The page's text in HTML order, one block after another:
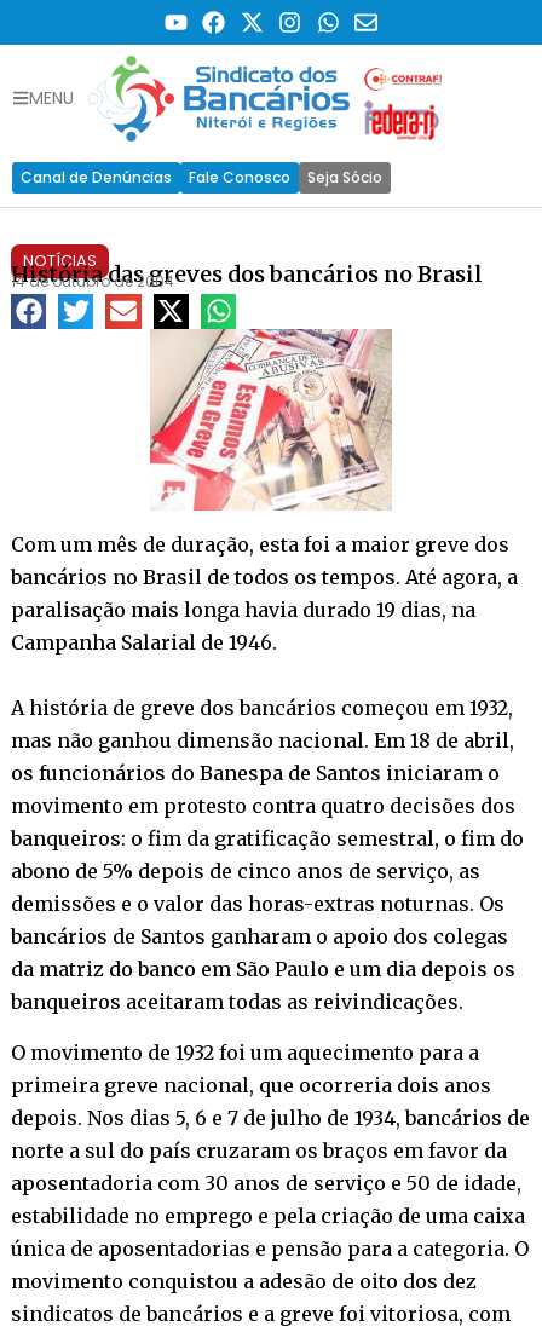
MENU
Canal de Denúncias Fale Conosco Seja Sócio
NOTÍCIAS
História das greves dos bancários no Brasil
14 de outubro de 2004
Com um mês de duração, esta foi a maior greve dos
bancários no Brasil de todos os tempos. Até agora, a
paralisação mais longa havia durado 19 dias, na
Campanha Salarial de 1946.
A história de greve dos bancários começou em 1932,
mas não ganhou dimensão nacional. Em 18 de abril,
os funcionários do Banespa de Santos iniciaram o
movimento em protesto contra quatro decisões dos
banqueiros: o fim da gratificação semestral, o fim do
abono de 5% depois de cinco anos de serviço, as
demissões e o valor das horas-extras noturnas. Os
bancários de Santos ganharam o apoio dos colegas
da matriz do banco em São Paulo e um dia depois os
banqueiros aceitaram todas as reivindicações.
O movimento de 1932 foi um aquecimento para a
primeira greve nacional, que ocorreria dois anos
depois. Nos dias 5, 6 e 7 de julho de 1934, bancários de
norte a sul do país cruzaram os braços em favor da
aposentadoria com 30 anos de serviço e 50 de idade,
estabilidade no emprego e pela criação de uma caixa
única de aposentadorias e pensão para a categoria. O
movimento conquistou a adesão de oito dos dez
sindicatos de bancários e a greve foi vitoriosa, com